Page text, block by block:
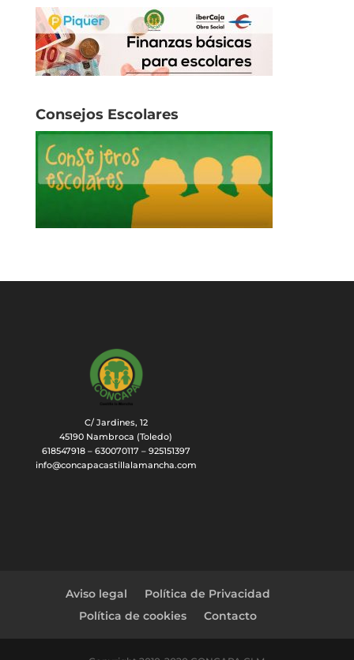
Consejos Escolares
C/ Jardines, 12
45190 Nambroca (Toledo)
618547918 – 630070117 – 925151397
info@concapacastillalamancha.com
Aviso legal
Política de Privacidad
Política de cookies
Contacto